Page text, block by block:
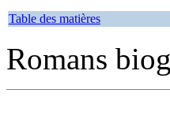
Table des matières
Romans